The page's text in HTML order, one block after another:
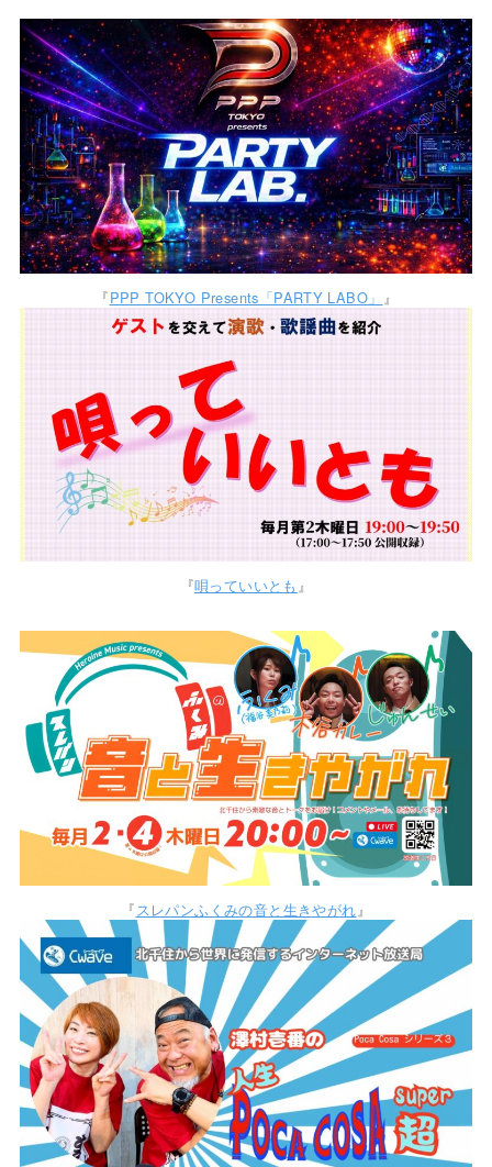
『PPP TOKYO Presents「PARTY LABO」 』
『唄っていいとも 』
『スレパンふくみの音と生きやがれ』